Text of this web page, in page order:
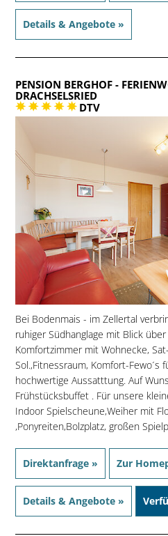
Details & Angebote »
PENSION BERGHOF-
DRACHSELSRIED
DTV
Bei Bodenmais - im Zellertal
ruhiger Südhanglage mit Blick
Komfortzimmer mit Wohnecke,
Sol.,Fitnessraum, Komfort-Fewo´s
hochwertige Aussatttung. Auf
Frühstücksbuffet . Für unsere
Indoor Spielscheune,Weiher mit
,Ponyreiten,Bolzplatz, großen
Direktanfrage » Zur
Details & Angebote »